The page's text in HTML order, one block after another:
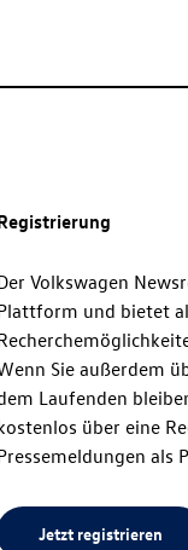
Volkswagen
und bietet
Sie außerdem
Laufenden
über eine
als
Jetzt registrieren